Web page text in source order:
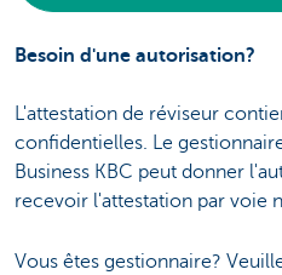
Besoin d'une autorisation?
L'attestation de réviseur
confidentielles. Le
Business KBC peut donner
recevoir l'attestation par voie
Vous êtes gestionnaire?